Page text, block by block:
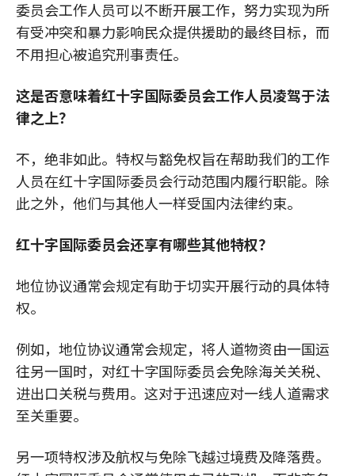
委员会工作人员可以不断开展工作，努力实现为所
有受冲突和暴力影响民众提供援助的最终目标，而
不用担心被追究刑事责任。
这是否意味着红十字国际委员会工作人员凌驾于法
律之上？
不，绝非如此。特权与豁免权旨在帮助我们的工作
人员在红十字国际委员会行动范围内履行职能。除
此之外，他们与其他人一样受国内法律约束。
红十字国际委员会还享有哪些其他特权？
地位协议通常会规定有助于切实开展行动的具体特
权。
例如，地位协议通常会规定，将人道物资由一国运
往另一国时，对红十字国际委员会免除海关关税、
进出口关税与费用。这对于迅速应对一线人道需求
至关重要。
另一项特权涉及航权与免除飞越过境费及降落费。